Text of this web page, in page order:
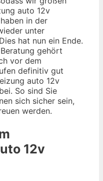
auto 12v
in der
unter
hat nun ein Ende.
gehört
vor dem
definitiv gut
auto 12v
So sind Sie
sich sicher sein,
werden.
12v